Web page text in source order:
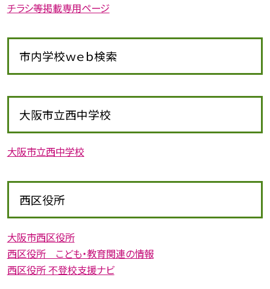
チラシ等掲載専用ページ
市内学校ｗｅｂ検索
大阪市立西中学校
大阪市立西中学校
西区役所
大阪市西区役所
西区役所 こども・教育関連の情報
西区役所 不登校支援ナビ